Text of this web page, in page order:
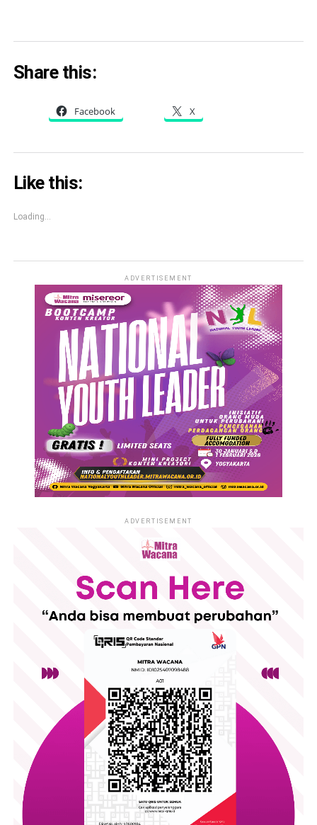
Share this:
Facebook X
Like this:
Loading...
ADVERTISEMENT
ADVERTISEMENT